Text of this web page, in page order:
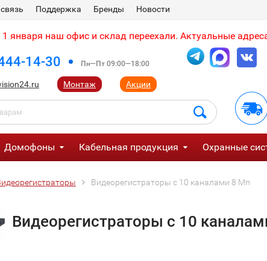
Поддержка Бренды Новости
января наш офис и склад переехали. Актуальные
14-30 Пн—Пт 09:00—18:00
Монтаж Акции
Домофоны Кабельная продукция Охранные
Видеорегистраторы с 10 каналами 8 Мп
Видеорегистраторы с 10